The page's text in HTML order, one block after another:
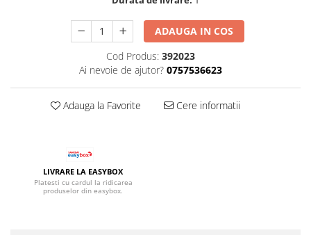
ADAUGA IN COS
Cod Produs: 392023
Ai nevoie de ajutor? 0757536623
Adauga la Favorite Cere informatii
LIVRARE LA EASYBOX
Platesti cu cardul la ridicarea
produselor din easybox.